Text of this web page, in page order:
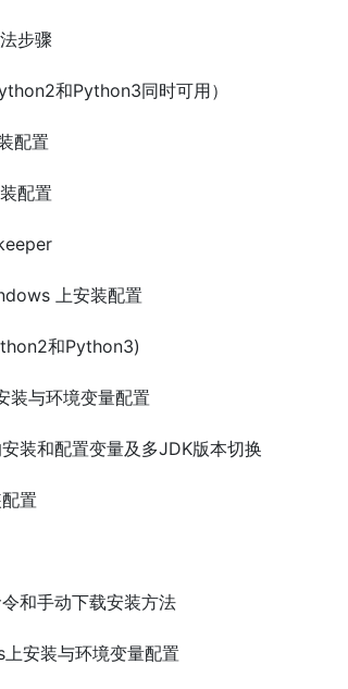
步骤
和Python3同时可用）
配置
配置
上安装配置
和Python3)
装与环境变量配置
装和配置变量及多JDK版本切换
置
和手动下载安装方法
安装与环境变量配置